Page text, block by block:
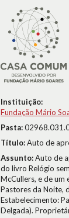
Instituição:
Fundação Mário
Pasta:
Título:Auto de
Assunto:Auto de
do livro Relógio
McCullers, e de
Pastores da Noite,
Estabelecimento:
Delgada).